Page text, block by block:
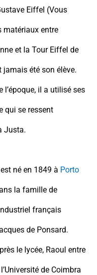
Eiffel (Vous
matériaux entre
et la Tour Eiffel de
jamais été son élève.
l’époque, il a utilisé ses
qui se ressent
Justa.
né en 1849 à Porto
la famille de
français
de Ponsard.
le lycée, Raoul entre
de Coimbra